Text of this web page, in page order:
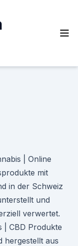
| Online
mit
in der Schweiz
und
verwertet.
| CBD Produkte
hergestellt aus